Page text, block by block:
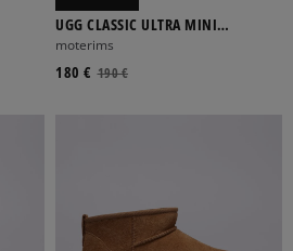
UGG CLASSIC ULTRA MINI
PLATFORM
moterims
190 €
180 €